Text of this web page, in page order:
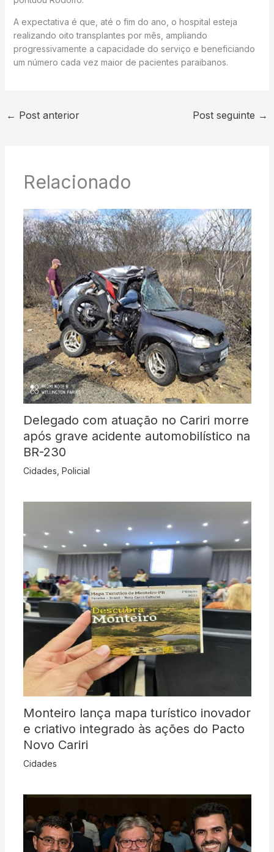
A expectativa é que, até o fim do ano, o hospital esteja
realizando oito transplantes por mês, ampliando
progressivamente a capacidade do serviço e beneficiando
um número cada vez maior de pacientes paraibanos.
← Post anterior Post seguinte →
Relacionado
Delegado com atuação no Cariri morre
após grave acidente automobilístico na
BR-230
Cidades Policial
Monteiro lança mapa turístico inovador
e criativo integrado às ações do Pacto
Novo Cariri
Cidades